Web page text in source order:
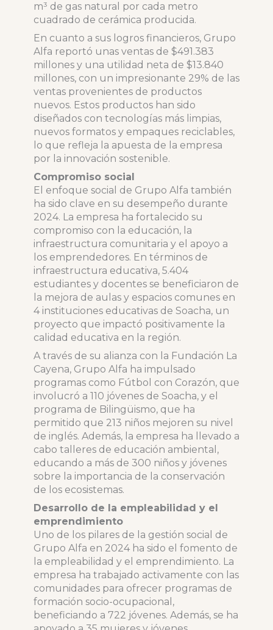
m³ de gas natural por cada metro
cuadrado de cerámica producida.
En cuanto a sus logros financieros, Grupo
Alfa reportó unas ventas de $491.383
millones y una utilidad neta de $13.840
millones, con un impresionante 29% de las
ventas provenientes de productos
nuevos. Estos productos han sido
diseñados con tecnologías más limpias,
nuevos formatos y empaques reciclables,
lo que refleja la apuesta de la empresa
por la innovación sostenible.
Compromiso social
El enfoque social de Grupo Alfa también
ha sido clave en su desempeño durante
2024. La empresa ha fortalecido su
compromiso con la educación, la
infraestructura comunitaria y el apoyo a
los emprendedores. En términos de
infraestructura educativa, 5.404
estudiantes y docentes se beneficiaron de
la mejora de aulas y espacios comunes en
4 instituciones educativas de Soacha, un
proyecto que impactó positivamente la
calidad educativa en la región.
A través de su alianza con la Fundación La
Cayena, Grupo Alfa ha impulsado
programas como Fútbol con Corazón, que
involucró a 110 jóvenes de Soacha, y el
programa de Bilingüismo, que ha
permitido que 213 niños mejoren su nivel
de inglés. Además, la empresa ha llevado a
cabo talleres de educación ambiental,
educando a más de 300 niños y jóvenes
sobre la importancia de la conservación
de los ecosistemas.
Desarrollo de la empleabilidad y el
emprendimiento
Uno de los pilares de la gestión social de
Grupo Alfa en 2024 ha sido el fomento de
la empleabilidad y el emprendimiento. La
empresa ha trabajado activamente con las
comunidades para ofrecer programas de
formación socio-ocupacional,
beneficiando a 722 jóvenes. Además, se ha